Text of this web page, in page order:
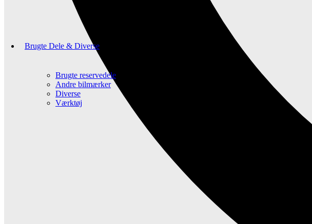
Brugte Dele & Diverse
Brugte reservedele
Andre bilmærker
Diverse
Værktøj